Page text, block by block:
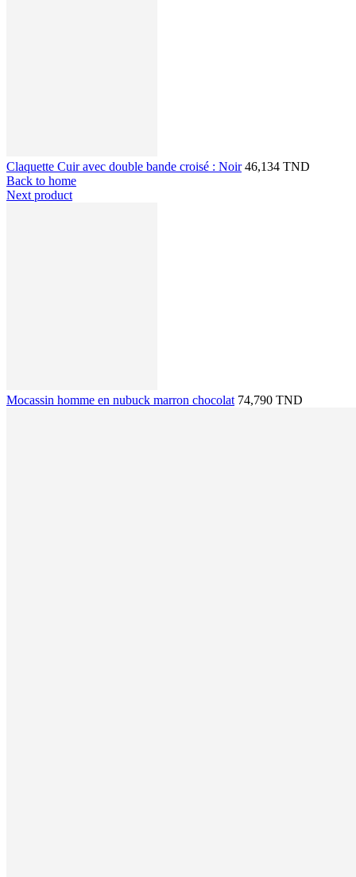
Claquette Cuir avec double bande croisé : Noir 46,134 TND
Back to home
Next product
Mocassin homme en nubuck marron chocolat 74,790 TND